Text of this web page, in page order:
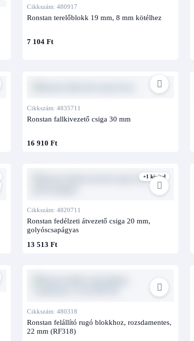
Cikkszám: 480917
Ronstan terelőblokk 19 mm, 8 mm kötélhez
7 104 Ft
Cikkszám: 4835711
Ronstan fallkivezető csiga 30 mm
16 910 Ft
+1 kivitel
Cikkszám: 4820711
Ronstan fedélzeti átvezető csiga 20 mm,
golyóscsapágyas
13 513 Ft
Cikkszám: 480318
Ronstan felállító rugó blokkhoz, rozsdamentes,
22 mm (RF318)